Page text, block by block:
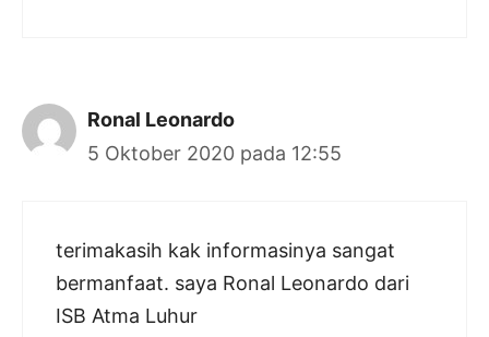
Ronal Leonardo
5 Oktober 2020 pada 12:55
terimakasih kak informasinya sangat
bermanfaat. saya Ronal Leonardo dari
ISB Atma Luhur